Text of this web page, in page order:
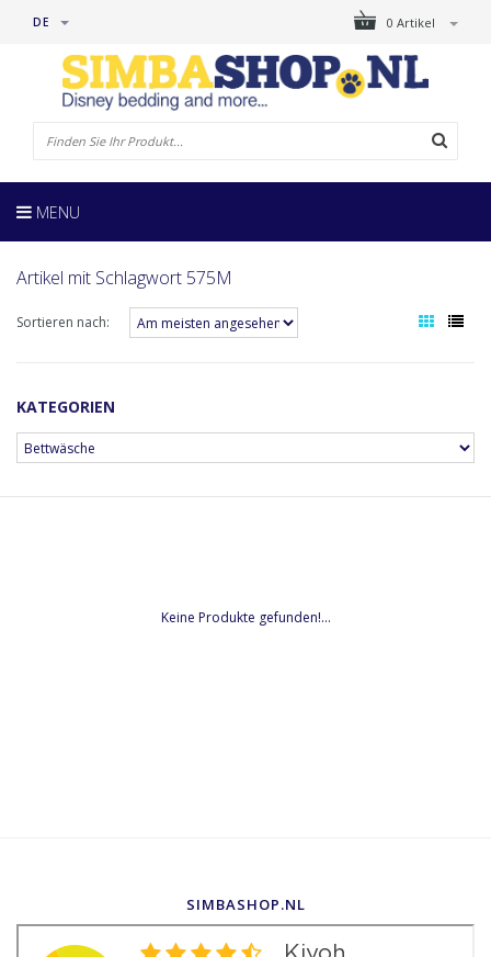
0 Artikel
DE
MENU
Artikel mit Schlagwort 575M
Sortieren nach:
KATEGORIEN
Keine Produkte gefunden!...
SIMBASHOP.NL